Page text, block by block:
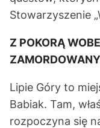
Stowarzyszenie
Z POKORĄ
Lipie Góry to
Babiak. Tam,
rozpoczyna się